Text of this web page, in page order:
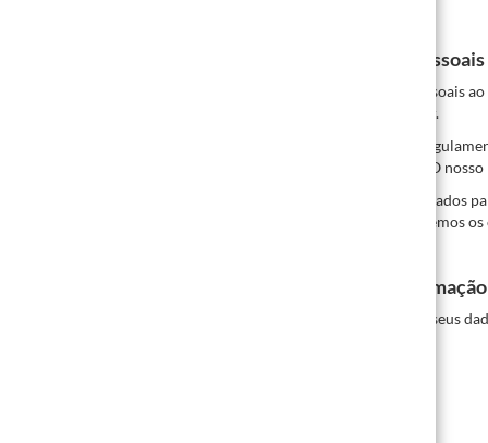
§ 1 Informação sobre a Recolha de Dados
Abaixo informamos sobre a recolha de dados pessoais
endereços de email, comportamento do utilizador.
A entidade responsável segundo o Art. 4 (7) do
support@repro-online.de (ver nosso aviso legal). O
Se confiarmos em prestadores de serviços contratados
respetivos processos abaixo. Também especificaremos
§ 2 Direitos, Especialmente o Direito à
Você tem os seguintes direitos relativamente aos seus